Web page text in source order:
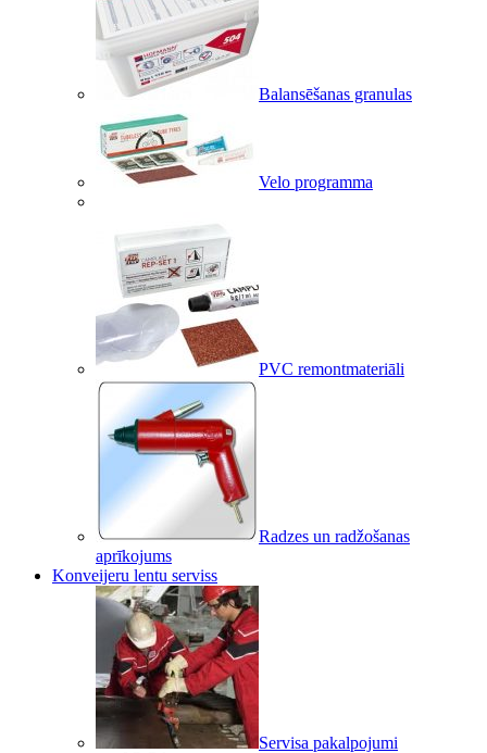
Balansēšanas granulas
Velo programma
PVC remontmateriāli
Radzes un radžošanas
aprīkojums
Konveijeru lentu serviss
Servisa pakalpojumi